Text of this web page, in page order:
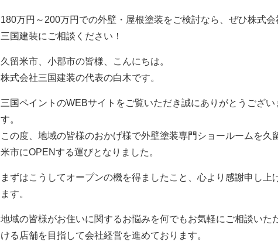
180万円～200万円での外壁・屋根塗装をご検討なら、ぜひ株式会
三国建装にご相談ください！
久留米市、小郡市の皆様、こんにちは。
株式会社三国建装の代表の白木です。
三国ペイントのWEBサイトをご覧いただき誠にありがとうござい
す。
この度、地域の皆様のおかげ様で外壁塗装専門ショールームを久
米市にOPENする運びとなりました。
まずはこうしてオープンの機を得ましたこと、心より感謝申し上
ます。
地域の皆様がお住いに関するお悩みを何でもお気軽にご相談いた
ける店舗を目指して会社経営を進めております。